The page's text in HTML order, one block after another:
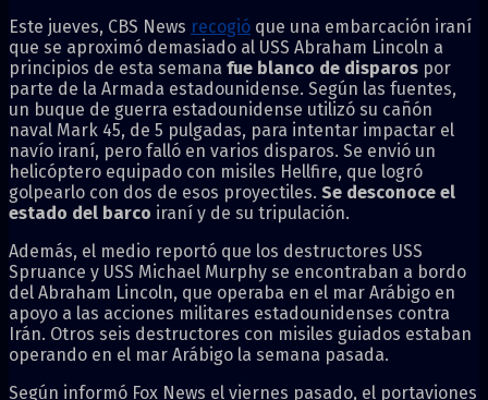
Este jueves, CBS News recogió que una embarcación iraní
que se aproximó demasiado al USS Abraham Lincoln a
principios de esta semana fue blanco de disparos por
parte de la Armada estadounidense. Según las fuentes,
un buque de guerra estadounidense utilizó su cañón
naval Mark 45, de 5 pulgadas, para intentar impactar el
navío iraní, pero falló en varios disparos. Se envió un
helicóptero equipado con misiles Hellfire, que logró
golpearlo con dos de esos proyectiles. Se desconoce el
estado del barco iraní y de su tripulación.
Además, el medio reportó que los destructores USS
Spruance y USS Michael Murphy se encontraban a bordo
del Abraham Lincoln, que operaba en el mar Arábigo en
apoyo a las acciones militares estadounidenses contra
Irán. Otros seis destructores con misiles guiados estaban
operando en el mar Arábigo la semana pasada.
Según informó Fox News el viernes pasado, el portaviones